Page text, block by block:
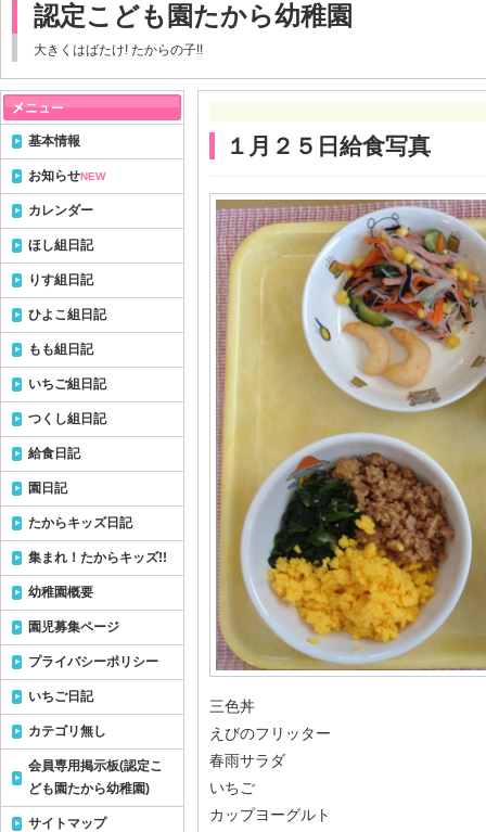
認定こども園たから幼稚園
大きくはばたけ! たからの子!!
１月２５日給食写真
三色丼
えびのフリッター
春雨サラダ
いちご
カップヨーグルト
基本情報
お知らせNEW
カレンダー
ほし組日記
りす組日記
ひよこ組日記
もも組日記
いちご組日記
つくし組日記
給食日記
園日記
たからキッズ日記
集まれ！たからキッズ!!
幼稚園概要
園児募集ページ
プライバシーポリシー
いちご日記
カテゴリ無し
会員専用掲示板(認定こ
ども園たから幼稚園)
サイトマップ